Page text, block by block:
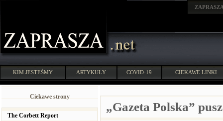
KIM JESTEŚMY ARTYKUŁY COVID-19 CIEKAWE LINKI
Ciekawe strony
The Corbett Report
„Gazeta Polska”